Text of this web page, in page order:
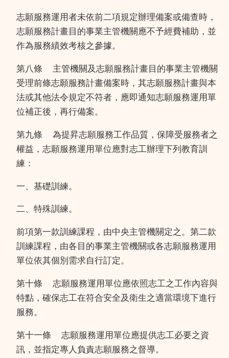
志願服務運用者未依前二項規定辦理備案或備查時，
志願服務計畫目的事業主管機關應不予經費補助，並
作為服務績效考核之參據。
第八條
主管機關及志願服務計畫目的事業主管機關
受理前條志願服務計畫備案時，其志願服務計畫與本
法或其他法令規定不符者，應即通知志願服務運用單
位補正後，再行備案。
第九條
為提昇志願服務工作品質，保障受服務者之
權益，志願服務運用單位應對志工辦理下列教育訓
練：
一、基礎訓練。
二、特殊訓練。
前項第一款訓練課程，由中央主管機關定之。第二款
訓練課程，由各目的事業主管機關或各志願服務運用
單位依其個別需求自行訂定。
第十條
志願服務運用單位應依照志工之工作內容與
特點，確保志工在符合安全及衛生之適當環境下進行
服務。
第十一條
志願服務運用單位應提供志工必要之資
訊，並指定專人負責志願服務之督導。